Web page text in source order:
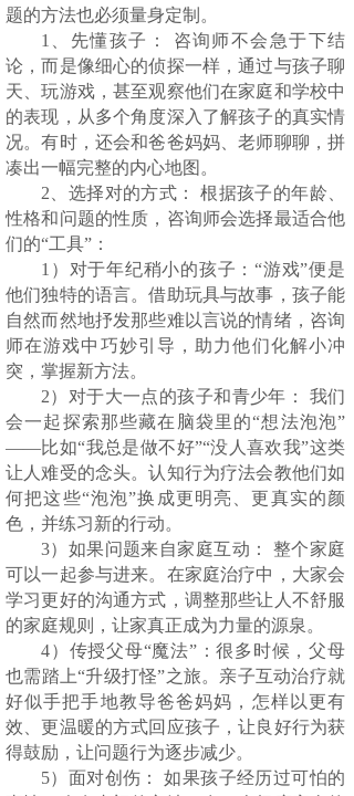
题的方法也必须量身定制。
1、先懂孩子： 咨询师不会急于下结
论，而是像细心的侦探一样，通过与孩子聊
天、玩游戏，甚至观察他们在家庭和学校中
的表现，从多个角度深入了解孩子的真实情
况。有时，还会和爸爸妈妈、老师聊聊，拼
凑出一幅完整的内心地图。
2、选择对的方式： 根据孩子的年龄、
性格和问题的性质，咨询师会选择最适合他
们的“工具”：
1）对于年纪稍小的孩子：“游戏”便是
他们独特的语言。借助玩具与故事，孩子能
自然而然地抒发那些难以言说的情绪，咨询
师在游戏中巧妙引导，助力他们化解小冲
突，掌握新方法。
2）对于大一点的孩子和青少年： 我们
会一起探索那些藏在脑袋里的“想法泡泡”
——比如“我总是做不好”“没人喜欢我”这类
让人难受的念头。认知行为疗法会教他们如
何把这些“泡泡”换成更明亮、更真实的颜
色，并练习新的行动。
3）如果问题来自家庭互动： 整个家庭
可以一起参与进来。在家庭治疗中，大家会
学习更好的沟通方式，调整那些让人不舒服
的家庭规则，让家真正成为力量的源泉。
4）传授父母“魔法”：很多时候，父母
也需踏上“升级打怪”之旅。亲子互动治疗就
好似手把手地教导爸爸妈妈，怎样以更有
效、更温暖的方式回应孩子，让良好行为获
得鼓励，让问题行为逐步减少。
5）面对创伤： 如果孩子经历过可怕的